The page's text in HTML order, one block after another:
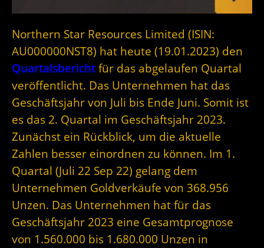
Northern Star Resources Limited (ISIN:
AU000000NST8) hat heute (19.01.2023) den
Quartalsbericht für das abgelaufen Quartal
veröffentlicht. Das Unternehmen hat das
Geschäftsjahr von Juli bis Ende Juni. Somit ist
es das 2. Quartal im Geschäftsjahr 2023.
Zunächst ein Rückblick, um die aktuelle
Zahlen besser einordnen zu können. Im 1.
Quartal (Juli 22 Sep 22) gelang dem
Unternehmen Goldverkäufe von 368.956
Unzen. Das Unternehmen hat für das
Geschäftsjahr 2023 eine Gesamtprognose
von 1.560.000 bis 1.680.000 Unzen in